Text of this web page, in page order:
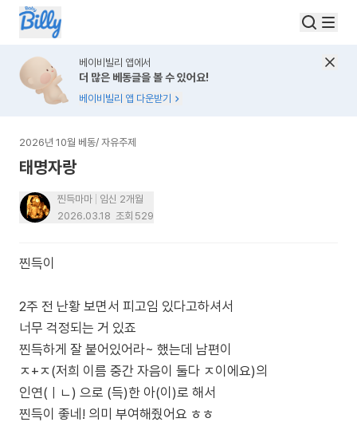
베이비빌리 앱에서
더 많은 베동글을 볼 수 있어요!
베이비빌리 앱 다운받기
2026년 10월 베동/ 자유주제
태명자랑
찐득마마
임신 2개월
2026.03.18 조회 529
찐득이
2주 전 난황 보면서 피고임 있다고하셔서
너무 걱정되는 거 있죠
찐득하게 잘 붙어있어라~ 했는데 남편이
ㅈ+ㅈ(저희 이름 중간 자음이 둘다 ㅈ이에요)의
인연(ㅣㄴ) 으로 (득)한 아(이)로 해서
찐득이 좋네! 의미 부여해줬어요 ㅎㅎ